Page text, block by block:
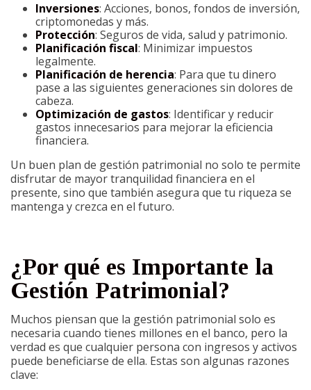
Inversiones: Acciones, bonos, fondos de inversión,
criptomonedas y más.
Protección: Seguros de vida, salud y patrimonio.
Planificación fiscal: Minimizar impuestos
legalmente.
Planificación de herencia: Para que tu dinero
pase a las siguientes generaciones sin dolores de
cabeza.
Optimización de gastos: Identificar y reducir
gastos innecesarios para mejorar la eficiencia
financiera.
Un buen plan de gestión patrimonial no solo te permite
disfrutar de mayor tranquilidad financiera en el
presente, sino que también asegura que tu riqueza se
mantenga y crezca en el futuro.
¿Por qué es Importante la
Gestión Patrimonial?
Muchos piensan que la gestión patrimonial solo es
necesaria cuando tienes millones en el banco, pero la
verdad es que cualquier persona con ingresos y activos
puede beneficiarse de ella. Estas son algunas razones
clave: